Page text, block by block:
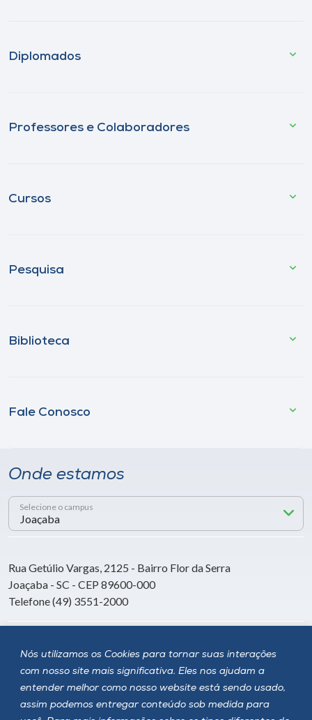
Nós utilizamos os Cookies para tornar suas interações
com nosso site mais significativa. Eles nos ajudam a
entender melhor como nosso website está sendo usado,
assim podemos entregar conteúdo sob medida para
Diplomados
Professores e Colaboradores
Cursos
Pesquisa
Biblioteca
Fale Conosco
Onde estamos
Selecione o campus
Rua Getúlio Vargas, 2125 - Bairro Flor da Serra
Joaçaba - SC - CEP 89600-000
Telefone (49) 3551-2000
Siga a Unoesc